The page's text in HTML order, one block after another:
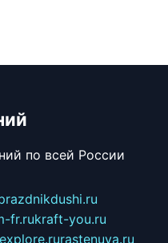
по всей России
fr.rukraft-you.ru
rastenuya.ru